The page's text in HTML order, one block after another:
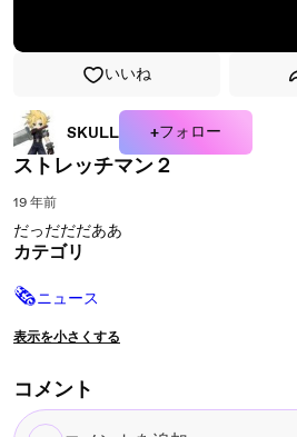
いいね
SKULL +フォロー
ストレッチマン２
19 年前
だっだだだああ
カテゴリ
🗞ニュース
表示を小さくする
コメント